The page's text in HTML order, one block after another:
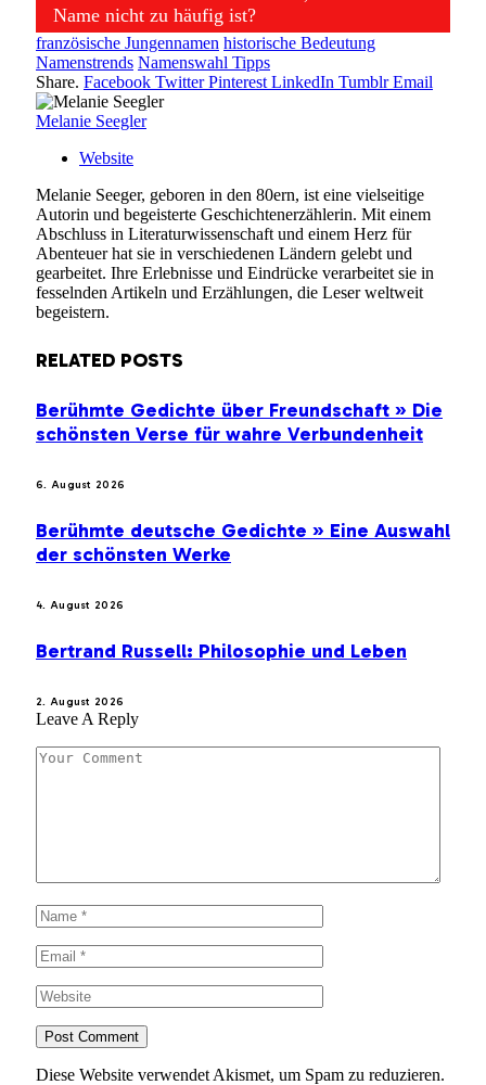
Name nicht zu häufig ist?
französische Jungennamen historische Bedeutung
Namenstrends Namenswahl Tipps
Share. Facebook Twitter Pinterest LinkedIn Tumblr Email
Melanie Seegler
Website
Melanie Seeger, geboren in den 80ern, ist eine vielseitige
Autorin und begeisterte Geschichtenerzählerin. Mit einem
Abschluss in Literaturwissenschaft und einem Herz für
Abenteuer hat sie in verschiedenen Ländern gelebt und
gearbeitet. Ihre Erlebnisse und Eindrücke verarbeitet sie in
fesselnden Artikeln und Erzählungen, die Leser weltweit
begeistern.
RELATED POSTS
Berühmte Gedichte über Freundschaft » Die
schönsten Verse für wahre Verbundenheit
6. August 2026
Berühmte deutsche Gedichte » Eine Auswahl
der schönsten Werke
4. August 2026
Bertrand Russell: Philosophie und Leben
2. August 2026
Leave A Reply
Diese Website verwendet Akismet, um Spam zu reduzieren.